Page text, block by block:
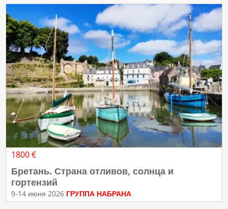
1800 €
Бретань. Страна отливов, солнца и
гортензий
9-14 июня 2026 ГРУППА НАБРАНА